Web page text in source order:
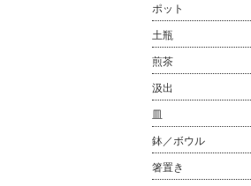
ポット
土瓶
煎茶
汲出
皿
鉢／ボウル
箸置き